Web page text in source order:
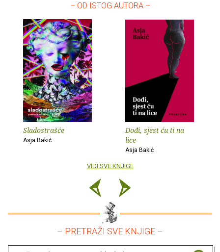
– OD ISTOG AUTORA –
Sladostrašće
Asja Bakić
Dođi, sjest ću ti na
lice
Asja Bakić
VIDI SVE KNJIGE
– PRETRAŽI SVE KNJIGE –